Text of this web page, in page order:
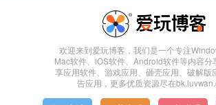
欢迎来到爱玩博客，我们是一个专注
Mac软件、iOS软件、Android软件等内容分
享应用软件、游戏应用、砸壳应用、破解版
告应用，更多优质资源尽在